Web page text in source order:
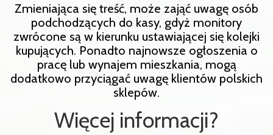
Zmieniająca się treść, może zająć uwagę osób
podchodzących do kasy, gdyż monitory
zwrócone są w kierunku ustawiającej się kolejki
kupujących. Ponadto najnowsze ogłoszenia o
pracę lub wynajem mieszkania, mogą
dodatkowo przyciągać uwagę klientów polskich
sklepów.
Więcej informacji?